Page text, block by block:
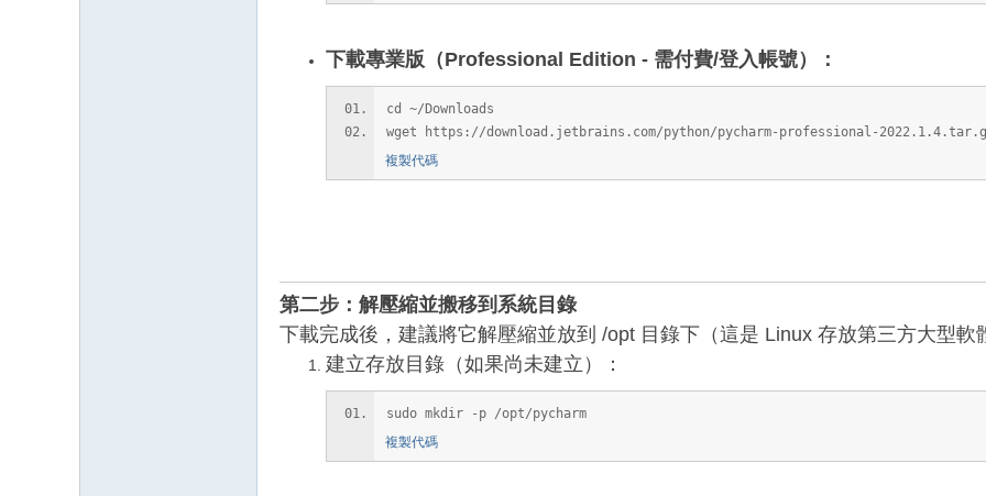
下載專業版（Professional Edition - 需付費/登入帳號）：
cd ~/Downloads
wget https://download.jetbrains.com/python/pycharm-professional-
複製代碼
第二步：解壓縮並搬移到系統目錄
下載完成後，建議將它解壓縮並放到 /opt 目錄下（這是 Linux 存放第三方大型軟
建立存放目錄（如果尚未建立）：
sudo mkdir -p /opt/pycharm
複製代碼